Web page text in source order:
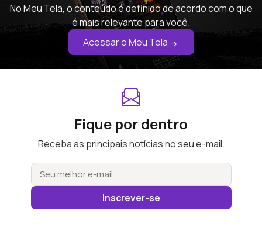
No Meu Tela, o conteúdo é definido de acordo com o que
é mais relevante para você.
Acessar o Meu Tela
Fique por dentro
Receba as principais notícias no seu e-mail.
Inscrever-se